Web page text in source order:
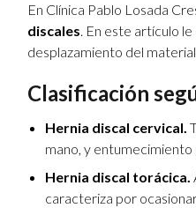
En Clínica Pablo Losada
discales. En este artículo
desplazamiento del
Clasificación
Hernia discal cervical.
mano, y entumecimiento
Hernia discal torácica.
caracteriza por